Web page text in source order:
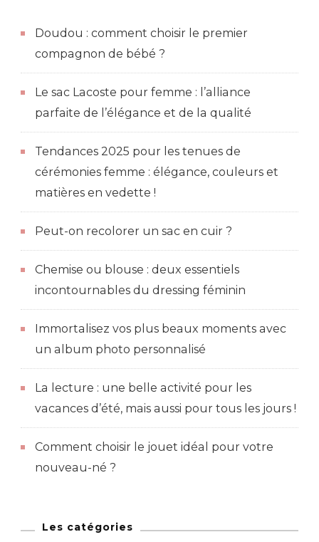
Doudou : comment choisir le premier
compagnon de bébé ?
Le sac Lacoste pour femme : l’alliance
parfaite de l’élégance et de la qualité
Tendances 2025 pour les tenues de
cérémonies femme : élégance, couleurs et
matières en vedette !
Peut-on recolorer un sac en cuir ?
Chemise ou blouse : deux essentiels
incontournables du dressing féminin
Immortalisez vos plus beaux moments avec
un album photo personnalisé
La lecture : une belle activité pour les
vacances d’été, mais aussi pour tous les jours !
Comment choisir le jouet idéal pour votre
nouveau-né ?
Les catégories